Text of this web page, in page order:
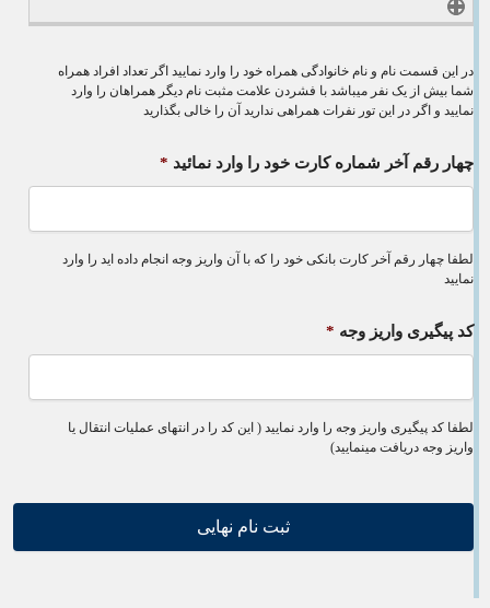
در این قسمت نام و نام خانوادگی همراه خود را وارد نمایید اگر تعداد افراد همراه
شما بیش از یک نفر میباشد با فشردن علامت مثبت نام دیگر همراهان را وارد
نمایید و اگر در این تور نفرات همراهی ندارید آن را خالی بگذارید
چهار رقم آخر شماره کارت خود را وارد نمائید *
لطفا چهار رقم آخر کارت بانکی خود را که با آن واریز وجه انجام داده اید را وارد
نمایید
کد پیگیری واریز وجه *
لطفا کد پیگیری واریز وجه را وارد نمایید ( این کد را در انتهای عملیات انتقال یا
واریز وجه دریافت مینمایید)